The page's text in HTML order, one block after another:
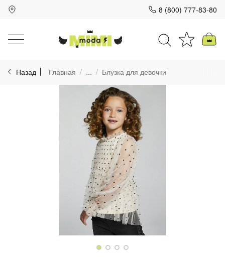
8 (800) 777-83-80
Назад Главная ... Блузка для девочки
Для клиентов всех банков
Разбейте
на части
без переплат
График платежей
Добавляйте товары